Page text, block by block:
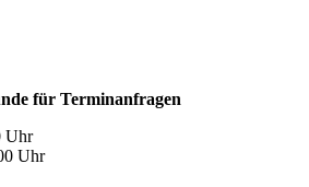
für Terminanfragen
Uhr
Uhr